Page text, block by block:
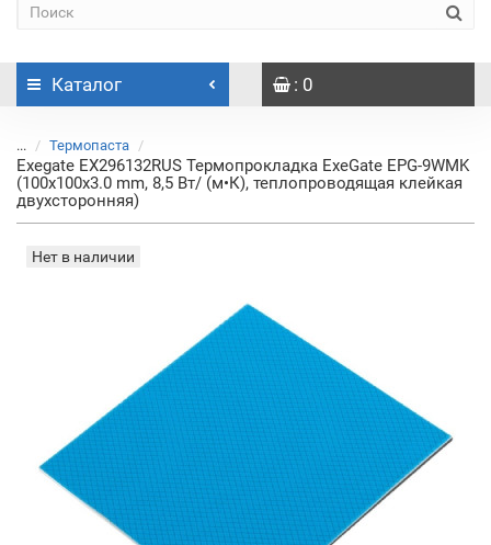
Каталог : 0
... Термопаста
Exegate EX296132RUS Термопрокладка ExeGate EPG-9WMK
(100x100x3.0 mm, 8,5 Вт/ (м•К), теплопроводящая клейкая
двухсторонняя)
Нет в наличии